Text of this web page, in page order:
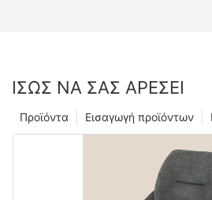
ΊΣΩΣ ΝΑ ΣΑΣ ΑΡΈΣΕΙ
Εισαγωγή προϊόντων
Προϊόντα